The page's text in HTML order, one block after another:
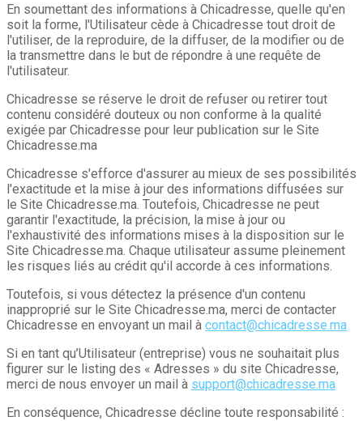
En soumettant des informations à Chicadresse, quelle qu'en
soit la forme, l'Utilisateur cède à Chicadresse tout droit de
l'utiliser, de la reproduire, de la diffuser, de la modifier ou de
la transmettre dans le but de répondre à une requête de
l'utilisateur.
Chicadresse se réserve le droit de refuser ou retirer tout
contenu considéré douteux ou non conforme à la qualité
exigée par Chicadresse pour leur publication sur le Site
Chicadresse.ma
Chicadresse s'efforce d'assurer au mieux de ses possibilités
l'exactitude et la mise à jour des informations diffusées sur
le Site Chicadresse.ma. Toutefois, Chicadresse ne peut
garantir l'exactitude, la précision, la mise à jour ou
l'exhaustivité des informations mises à la disposition sur le
Site Chicadresse.ma. Chaque utilisateur assume pleinement
les risques liés au crédit qu'il accorde à ces informations.
Toutefois, si vous détectez la présence d'un contenu
inapproprié sur le Site Chicadresse.ma, merci de contacter
Chicadresse en envoyant un mail à contact@chicadresse.ma
Si en tant qu’Utilisateur (entreprise) vous ne souhaitait plus
figurer sur le listing des « Adresses » du site Chicadresse,
merci de nous envoyer un mail à support@chicadresse.ma
En conséquence, Chicadresse décline toute responsabilité :